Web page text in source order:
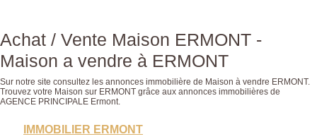
Achat / Vente Maison ERMONT -
Maison a vendre à ERMONT
Sur notre site consultez les annonces immobilière de Maison à vendre ERMONT.
Trouvez votre Maison sur ERMONT grâce aux annonces immobilières de
AGENCE PRINCIPALE Ermont.
IMMOBILIER ERMONT